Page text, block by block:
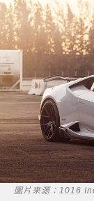
圖片來源：1016